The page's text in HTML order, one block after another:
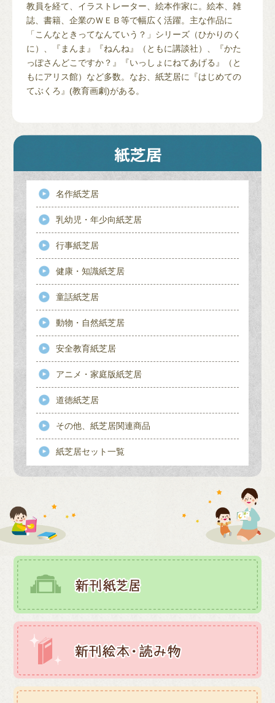
教員を経て、イラストレーター、絵本作家に。絵本、雑
誌、書籍、企業のＷＥＢ等で幅広く活躍。主な作品に
「こんなときってなんていう？」シリーズ（ひかりのく
に）、『まんま』『ねんね』（ともに講談社）、『かた
っぽさんどこですか？』『いっしょにねてあげる』（と
もにアリス館）など多数。なお、紙芝居に『はじめての
てぶくろ』(教育画劇)がある。
名作紙芝居
乳幼児・年少向紙芝居
行事紙芝居
健康・知識紙芝居
童話紙芝居
動物・自然紙芝居
安全教育紙芝居
アニメ・家庭版紙芝居
道徳紙芝居
その他、紙芝居関連商品
紙芝居セット一覧